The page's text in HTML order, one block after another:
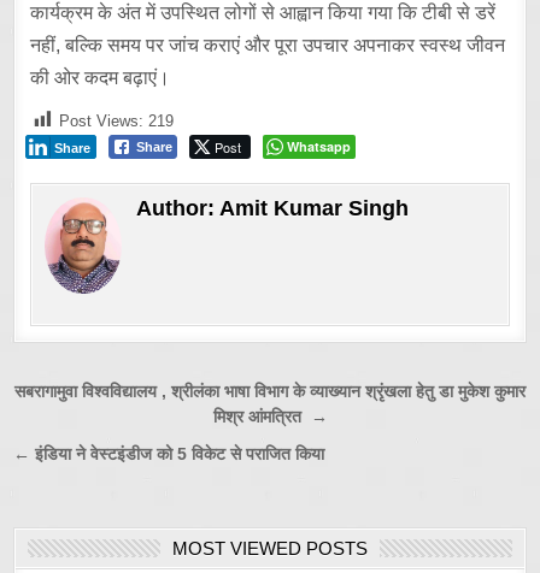
कार्यक्रम के अंत में उपस्थित लोगों से आह्वान किया गया कि टीबी से डरें
नहीं, बल्कि समय पर जांच कराएं और पूरा उपचार अपनाकर स्वस्थ जीवन
की ओर कदम बढ़ाएं।
Post Views: 219
Share Post
Share Whatsapp
Author: Amit Kumar Singh
Post
navigation
सबरागामुवा विश्वविद्यालय , श्रीलंका भाषा विभाग के व्याख्यान श्रृंखला हेतु डा मुकेश कुमार
मिश्र आंमत्रित →
← इंडिया ने वेस्टइंडीज को 5 विकेट से पराजित किया
MOST VIEWED POSTS